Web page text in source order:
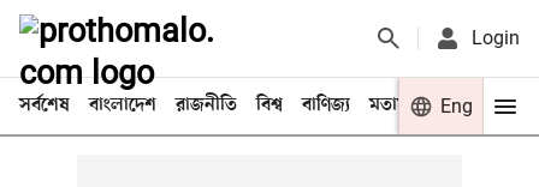
Login
সর্বশেষ বাংলাদেশ রাজনীতি বিশ্ব বাণিজ্য মতামত খেলা
Eng